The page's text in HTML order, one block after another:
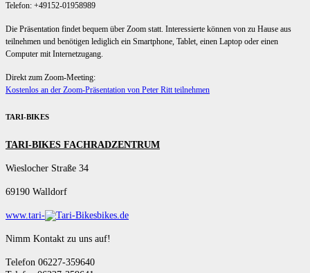
Telefon: +49152-01958989
Die Präsentation findet bequem über Zoom statt. Interessierte können von zu Hause aus
teilnehmen und benötigen lediglich ein Smartphone, Tablet, einen Laptop oder einen
Computer mit Internetzugang.
Direkt zum Zoom-Meeting:
Kostenlos an der Zoom-Präsentation von Peter Ritt teilnehmen
TARI-BIKES
TARI-BIKES FACHRADZENTRUM
Wieslocher Straße 34
69190 Walldorf
www.tari- bikes.de
Nimm Kontakt zu uns auf!
Telefon 06227-359640